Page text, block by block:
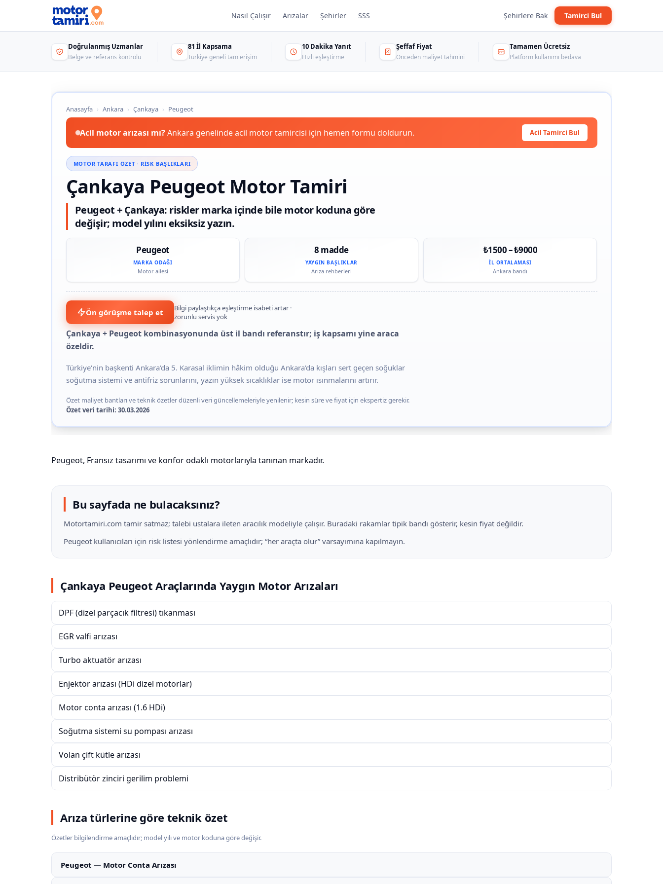
Nasıl Çalışır Arızalar Şehirler SSS Şehirlere Bak Tamirci Bul
Doğrulanmış Uzmanlar
Belge ve referans kontrolü
81 İl Kapsama
Türkiye geneli tam erişim
10 Dakika Yanıt
Hızlı eşleştirme
Şeffaf Fiyat
Önceden maliyet tahmini
Tamamen Ücretsiz
Platform kullanımı bedava
Anasayfa › Ankara › Çankaya › Peugeot
Acil motor arızası mı?Ankara genelinde acil motor tamircisi için hemen formu doldurun. Acil Tamirci Bul
MOTOR TARAFI ÖZET · RISK BAŞLIKLARI
Çankaya Peugeot Motor Tamiri
Peugeot + Çankaya: riskler marka içinde bile motor koduna göre
değişir; model yılını eksiksiz yazın.
Peugeot
MARKA ODAĞI
Motor ailesi
8 madde
YAYGIN BAŞLIKLAR
Arıza rehberleri
₺1500 – ₺9000
İL ORTALAMASI
Ankara bandı
Ön görüşme talep et
Bilgi paylaştıkça eşleştirme isabeti artar ·
zorunlu servis yok
Çankaya + Peugeot kombinasyonunda üst il bandı referanstır; iş kapsamı yine araca
özeldir.
Türkiye'nin başkenti Ankara'da 5. Karasal iklimin hâkim olduğu Ankara'da kışları sert geçen soğuklar
soğutma sistemi ve antifriz sorunlarını, yazın yüksek sıcaklıklar ise motor ısınmalarını artırır.
Özet maliyet bantları ve teknik özetler düzenli veri güncellemeleriyle yenilenir; kesin süre ve fiyat için ekspertiz gerekir.
Özet veri tarihi: 30.03.2026
Peugeot, Fransız tasarımı ve konfor odaklı motorlarıyla tanınan markadır.
Bu sayfada ne bulacaksınız?
Motortamiri.com tamir satmaz; talebi ustalara ileten aracılık modeliyle çalışır. Buradaki rakamlar tipik bandı gösterir, kesin fiyat değildir.
Peugeot kullanıcıları için risk listesi yönlendirme amaçlıdır; “her araçta olur” varsayımına kapılmayın.
Çankaya Peugeot Araçlarında Yaygın Motor Arızaları
DPF (dizel parçacık filtresi) tıkanması
EGR valfi arızası
Turbo aktuatör arızası
Enjektör arızası (HDi dizel motorlar)
Motor conta arızası (1.6 HDi)
Soğutma sistemi su pompası arızası
Volan çift kütle arızası
Distribütör zinciri gerilim problemi
Arıza türlerine göre teknik özet
Özetler bilgilendirme amaçlıdır; model yılı ve motor koduna göre değişir.
Peugeot — Motor Conta Arızası